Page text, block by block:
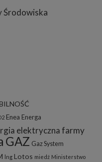
Środowiska
Enea Energa
elektrycznafarmy
GAZ Gaz System
lng Lotos miedź Ministerstwo